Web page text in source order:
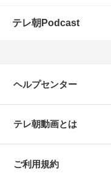
テレ朝Podcast
ヘルプセンター
テレ朝動画とは
ご利用規約